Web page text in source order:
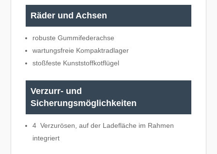
Räder und Achsen
robuste Gummifederachse
wartungsfreie Kompaktradlager
stoßfeste Kunststoffkotflügel
Verzurr- und
Sicherungsmöglichkeiten
4 Verzurösen, auf der Ladefläche im Rahmen
integriert